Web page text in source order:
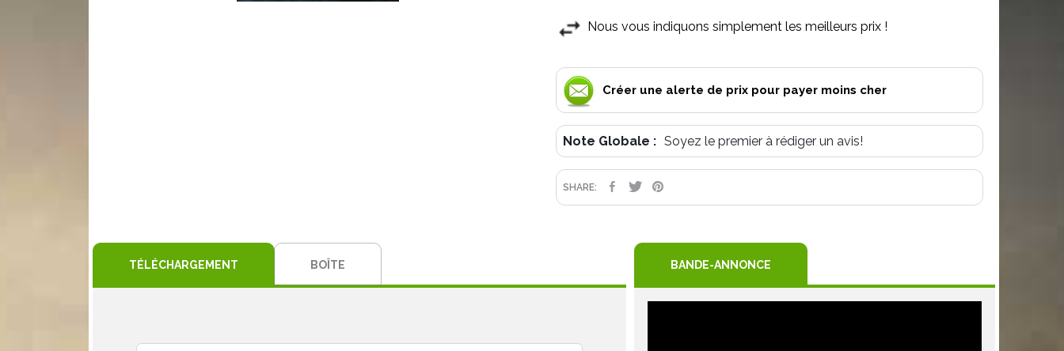
Nous vous indiquons simplement les meilleurs prix !
Créer une alerte de prix pour payer moins cher
Note Globale : Soyez le premier à rédiger un avis!
SHARE: PARTAGER
TWEET
TÉLÉCHARGEMENT BOÎTE BANDE-ANNONCE